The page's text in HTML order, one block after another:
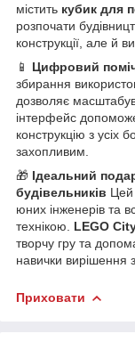
містить кубик для
розпочати
конструкції, але й
📱 Цифровий
збирання
дозволяє
інтерфейс допоможе
конструкцію з усіх
захопливим.
🎁 Ідеальний
будівельників Цей
юних інженерів та
технікою. LEGO
творчу гру та
навички вирішення
Приховати